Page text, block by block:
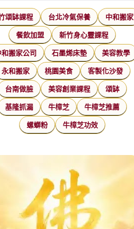
頌缽課程 台北冷氣保養 中和搬家
餐飲加盟 新竹身心靈課程
和搬家公司 石墨烯床墊 美容教學
永和搬家 桃園美食 客製化沙發
台南做臉 美容創業課程 頌缽
基隆抓漏 牛樟芝 牛樟芝推薦
螺螄粉 牛樟芝功效